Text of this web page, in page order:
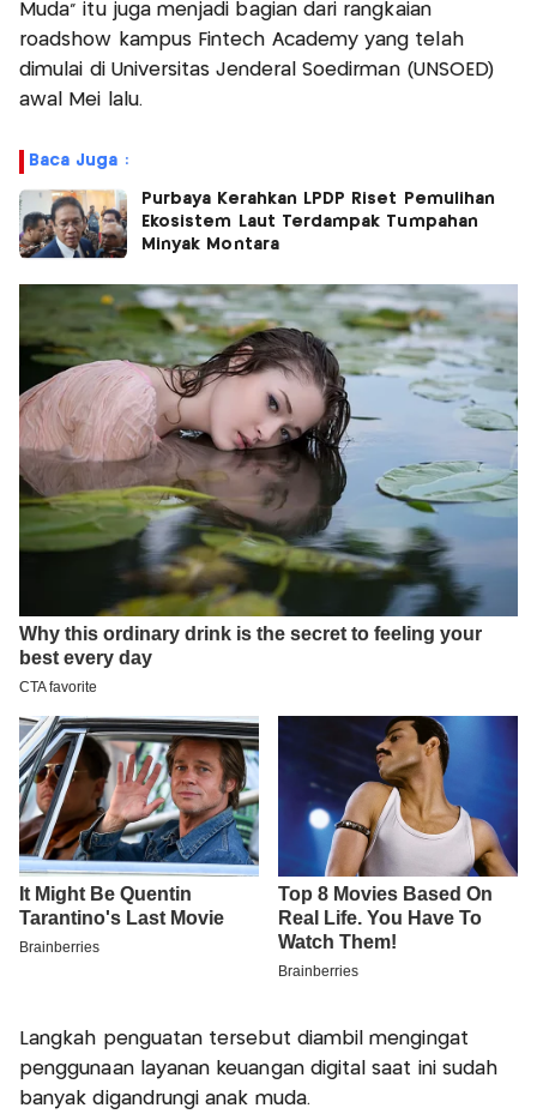
Muda” itu juga menjadi bagian dari rangkaian
roadshow kampus Fintech Academy yang telah
dimulai di Universitas Jenderal Soedirman (UNSOED)
awal Mei lalu.
Baca Juga :
Purbaya Kerahkan LPDP Riset Pemulihan
Ekosistem Laut Terdampak Tumpahan
Minyak Montara
Langkah penguatan tersebut diambil mengingat
penggunaan layanan keuangan digital saat ini sudah
banyak digandrungi anak muda.